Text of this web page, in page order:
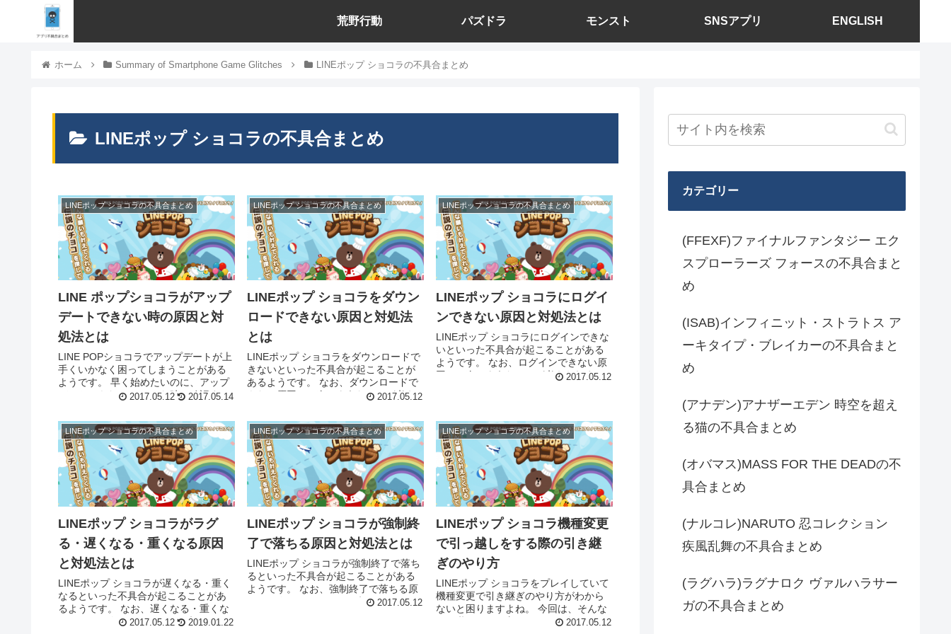
荒野行動 パズドラ モンスト SNSアプリ ENGLISH
ホーム Summary of Smartphone Game Glitches LINEポップ ショコラの不具合まとめ
LINEポップ ショコラの不具合まとめ
LINEポップ ショコラの不具合まとめ
LINE ポップショコラがアップ
デートできない時の原因と対
処法とは
LINE POPショコラでアップデートが上
手くいかなく困ってしまうことがある
ようです。 早く始めたいのに、アップ
デートできない。 そんな時に確認する
下さい。 LINE POPショコ...
2017.05.12 2017.05.14
LINEポップ ショコラの不具合まとめ
LINEポップ ショコラをダウン
ロードできない原因と対処法
とは
LINEポップ ショコラをダウンロードで
きないといった不具合が起こることが
あるようです。 なお、ダウンロードで
きない原因には次のようなことが考え
い ネット接続が出来ていない ...
2017.05.12
LINEポップ ショコラの不具合まとめ
LINEポップ ショコラにログイ
ンできない原因と対処法とは
LINEポップ ショコラにログインできな
いといった不具合が起こることがある
ようです。 なお、ログインできない原
因には次のようなことが考えられま
2017.05.12
LINEポップ ショコラの不具合まとめ
LINEポップ ショコラがラグ
る・遅くなる・重くなる原因
と対処法とは
LINEポップ ショコラが遅くなる・重く
なるといった不具合が起こることがあ
るようです。 なお、遅くなる・重くな
る原因には次のようなことが考えられ
2017.05.12 2019.01.22
LINEポップ ショコラの不具合まとめ
LINEポップ ショコラが強制終
了で落ちる原因と対処法とは
LINEポップ ショコラが強制終了で落ち
るといった不具合が起こることがある
ようです。 なお、強制終了で落ちる原
因には次のようなことが考えられま
2017.05.12
LINEポップ ショコラの不具合まとめ
LINEポップ ショコラ機種変更
で引っ越しをする際の引き継
ぎのやり方
LINEポップ ショコラをプレイしていて
機種変更で引き継ぎのやり方がわから
ないと困りますよね。 今回は、そんな
引き継ぎのやり方について紹介しま
2017.05.12
カテゴリー
(FFEXF)ファイナルファンタジー エク
スプローラーズ フォースの不具合まと
め
(ISAB)インフィニット・ストラトス ア
ーキタイプ・ブレイカーの不具合まと
め
(アナデン)アナザーエデン 時空を超え
る猫の不具合まとめ
(オバマス)MASS FOR THE DEADの不
具合まとめ
(ナルコレ)NARUTO 忍コレクション
疾風乱舞の不具合まとめ
(ラグハラ)ラグナロク ヴァルハラサー
ガの不具合まとめ